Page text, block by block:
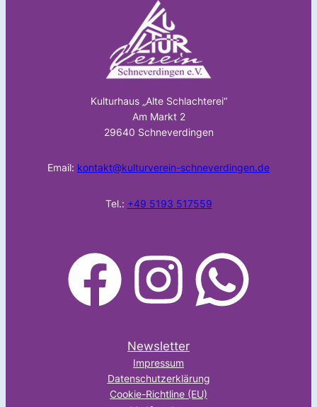
Kulturhaus „Alte Schlachterei“
Am Markt 2
29640 Schneverdingen
Email: kontakt@kulturverein-schneverdingen.de
Tel.: +49 5193 517559
facebook Instagram WhatsApp
Newsletter
Impressum
Datenschutzerklärung
Cookie-Richtline (EU)